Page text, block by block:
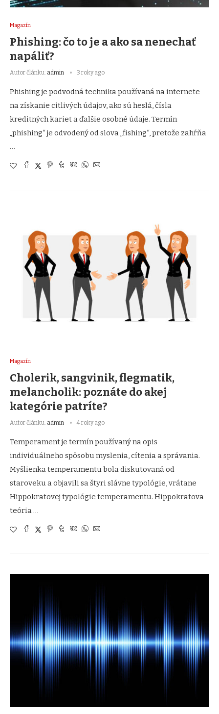
Magazín
Phishing: čo to je a ako sa nenechať
napáliť?
Autor článku: admin 3 roky ago
Phishing je podvodná technika používaná na internete
na získanie citlivých údajov, ako sú heslá, čísla
kreditných kariet a ďalšie osobné údaje. Termín
„phishing“ je odvodený od slova „fishing“, pretože zahŕňa
…
Magazín
Cholerik, sangvinik, flegmatik,
melancholik: poznáte do akej
kategórie patríte?
Autor článku: admin 4 roky ago
Temperament je termín používaný na opis
individuálneho spôsobu myslenia, cítenia a správania.
Myšlienka temperamentu bola diskutovaná od
staroveku a objavili sa štyri slávne typológie, vrátane
Hippokratovej typológie temperamentu. Hippokratova
teória …